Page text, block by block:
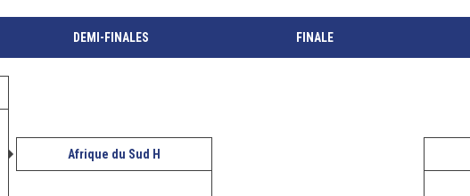
DEMI-FINALES FINALE
Afrique du Sud H